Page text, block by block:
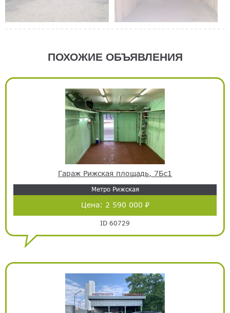
ПОХОЖИЕ ОБЪЯВЛЕНИЯ
Гараж Рижская площадь, 7Бс1
Метро Рижская
Цена: 2 590 000 ₽
ID 60729